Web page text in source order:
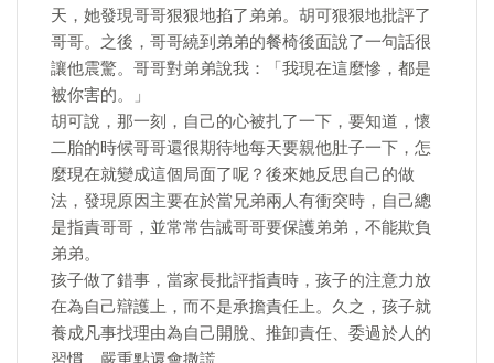
天，她發現哥哥狠狠地掐了弟弟。胡可狠狠地批評了
哥哥。之後，哥哥繞到弟弟的餐椅後面說了一句話很
讓他震驚。哥哥對弟弟說我：「我現在這麼慘，都是
被你害的。」
胡可說，那一刻，自己的心被扎了一下，要知道，懷
二胎的時候哥哥還很期待地每天要親他肚子一下，怎
麼現在就變成這個局面了呢？後來她反思自己的做
法，發現原因主要在於當兄弟兩人有衝突時，自己總
是指責哥哥，並常常告誡哥哥要保護弟弟，不能欺負
弟弟。
孩子做了錯事，當家長批評指責時，孩子的注意力放
在為自己辯護上，而不是承擔責任上。久之，孩子就
養成凡事找理由為自己開脫、推卸責任、委過於人的